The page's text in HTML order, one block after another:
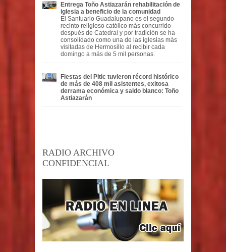
Entrega Toño Astiazarán rehabilitación de
iglesia a beneficio de la comunidad
El Santuario Guadalupano es el segundo
recinto religioso católico más concurrido
después de Catedral y por tradición se ha
consolidado como una de las iglesias más
visitadas de Hermosillo al recibir cada
domingo a más de 5 mil personas.
Fiestas del Pitic tuvieron récord histórico
de más de 408 mil asistentes, exitosa
derrama económica y saldo blanco: Toño
Astiazarán
RADIO ARCHIVO
CONFIDENCIAL